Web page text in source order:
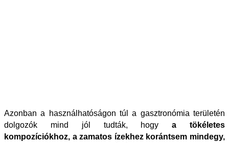
Azonban a használhatóságon túl a gasztronómia területén
dolgozók mind jól tudták, hogya tökéletes
kompozíciókhoz, a zamatos ízekhez korántsem mindegy,